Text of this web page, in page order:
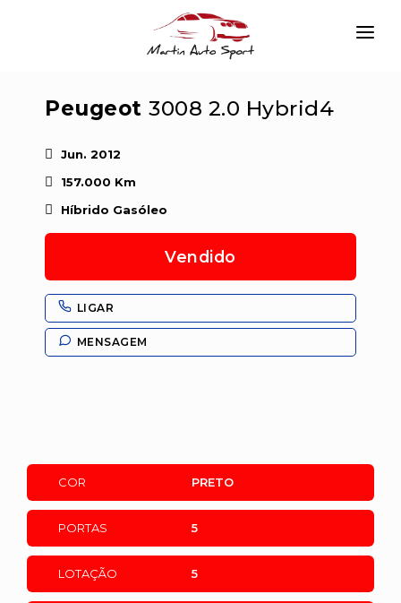
EMPRESA
VIATURAS
SERVIÇOS
Peugeot 3008 2.0 Hybrid4
Jun. 2012
157.000 Km
Híbrido Gasóleo
Vendido
LIGAR
MENSAGEM
COR PRETO
PORTAS 5
LOTAÇÃO 5